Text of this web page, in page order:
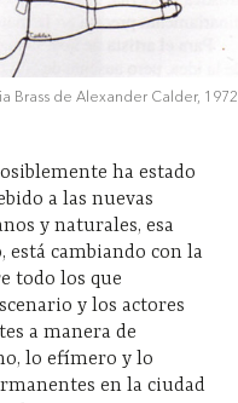
Brass de Alexander Calder, 1972
ha estado
a las nuevas
y naturales, esa
está cambiando con la
todo los que
y los actores
a manera de
lo efímero y lo
en la ciudad